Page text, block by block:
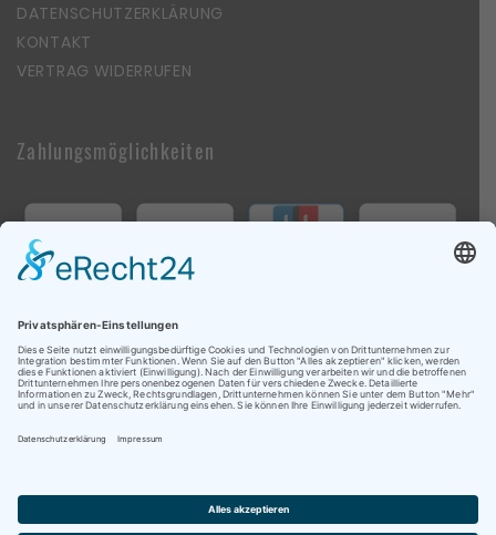
DATENSCHUTZERKLÄRUNG
KONTAKT
VERTRAG WIDERRUFEN
Zahlungsmöglichkeiten